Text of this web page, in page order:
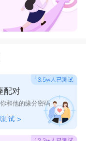
配对
和他的缘分密码